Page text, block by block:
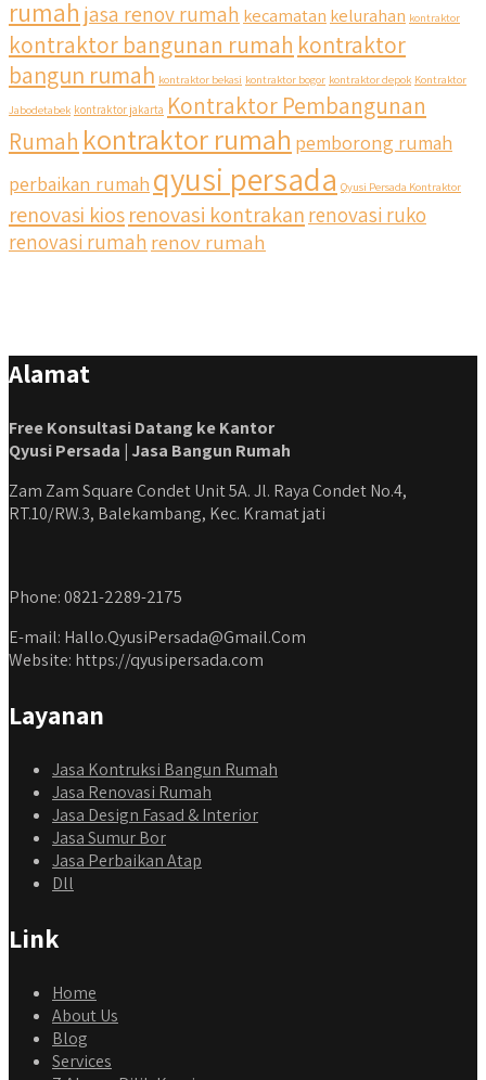
rumah jasa renov rumah kecamatan kelurahan kontraktor
kontraktor bangunan rumah kontraktor
bangun rumah kontraktor bekasi kontraktor bogor kontraktor depok Kontraktor
Jabodetabek kontraktor jakarta Kontraktor Pembangunan
Rumah kontraktor rumah pemborong rumah
perbaikan rumah qyusi persada Qyusi Persada Kontraktor
renovasi kiosrenovasi kontrakanrenovasi ruko
renovasi rumah renov rumah
Alamat
Free Konsultasi Datang ke Kantor
Qyusi Persada | Jasa Bangun Rumah
Zam Zam Square Condet Unit 5A. Jl. Raya Condet No.4,
RT.10/RW.3, Balekambang, Kec. Kramat jati
Phone: 0821-2289-2175
E-mail: Hallo.QyusiPersada@Gmail.Com
Website: https://qyusipersada.com
Layanan
Jasa Kontruksi Bangun Rumah
Jasa Renovasi Rumah
Jasa Design Fasad & Interior
Jasa Sumur Bor
Jasa Perbaikan Atap
Dll
Link
Home
About Us
Blog
Services